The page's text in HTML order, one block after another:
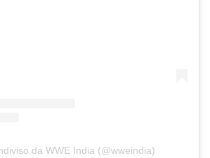
da WWE India (@wweindia)